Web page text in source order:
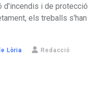
d'incendis i de protecció
els treballs s'han
Lòria Redacció